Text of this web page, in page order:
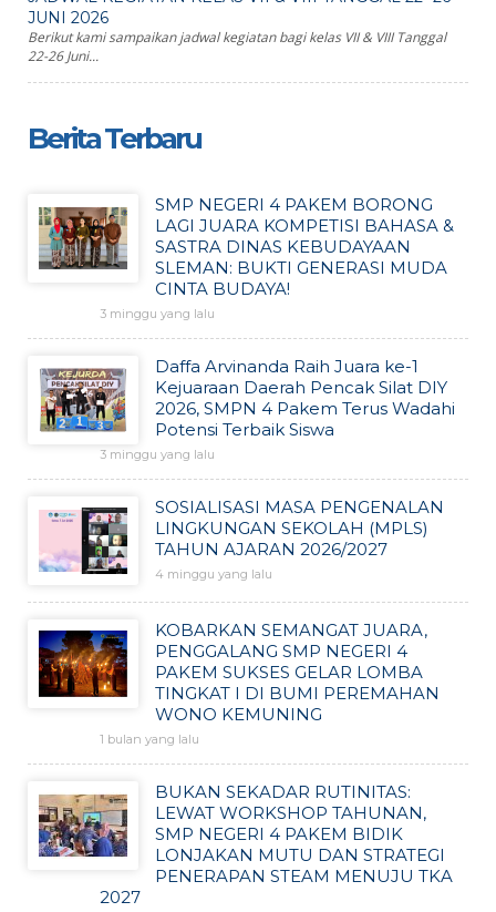
JUNI 2026
Berikut kami sampaikan jadwal kegiatan bagi kelas VII & VIII Tanggal
22-26 Juni...
Berita Terbaru
SMP NEGERI 4 PAKEM BORONG
LAGI JUARA KOMPETISI BAHASA &
SASTRA DINAS KEBUDAYAAN
SLEMAN: BUKTI GENERASI MUDA
CINTA BUDAYA!
3 minggu yang lalu
Daffa Arvinanda Raih Juara ke-1
Kejuaraan Daerah Pencak Silat DIY
2026, SMPN 4 Pakem Terus Wadahi
Potensi Terbaik Siswa
3 minggu yang lalu
SOSIALISASI MASA PENGENALAN
LINGKUNGAN SEKOLAH (MPLS)
TAHUN AJARAN 2026/2027
4 minggu yang lalu
KOBARKAN SEMANGAT JUARA,
PENGGALANG SMP NEGERI 4
PAKEM SUKSES GELAR LOMBA
TINGKAT I DI BUMI PEREMAHAN
WONO KEMUNING
1 bulan yang lalu
BUKAN SEKADAR RUTINITAS:
LEWAT WORKSHOP TAHUNAN,
SMP NEGERI 4 PAKEM BIDIK
LONJAKAN MUTU DAN STRATEGI
PENERAPAN STEAM MENUJU TKA
2027